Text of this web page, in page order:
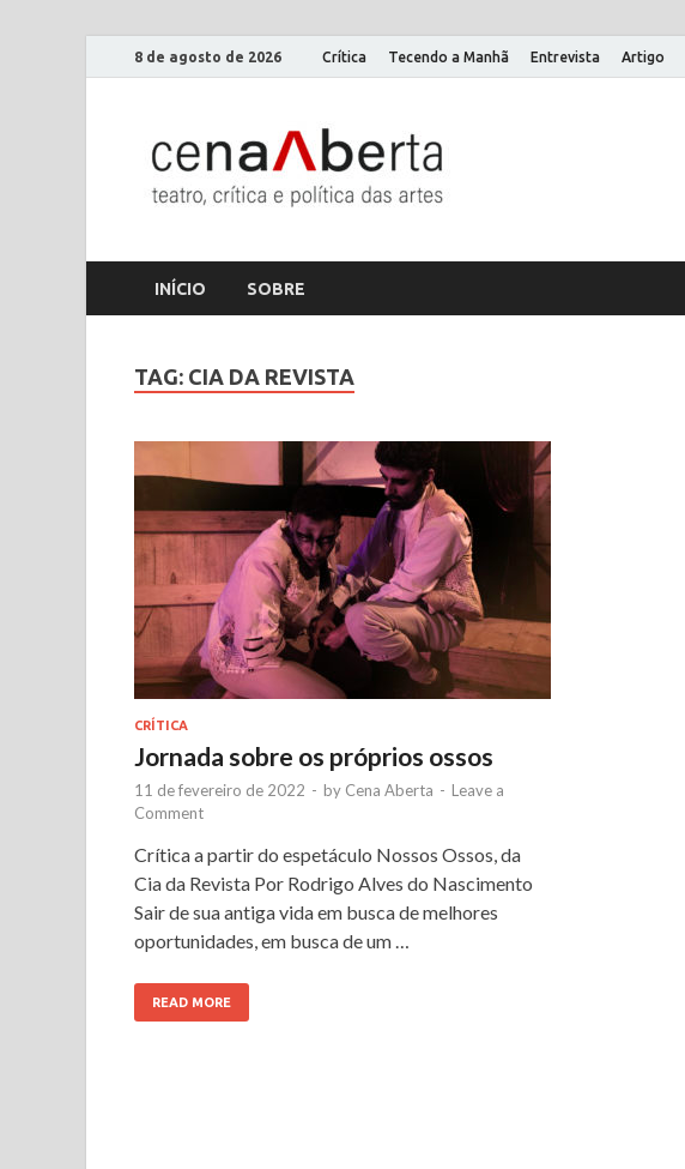
8 de agosto de 2026 Crítica Tecendo a Manhã Entrevista Artigo
INÍCIO SOBRE
TAG: CIA DA REVISTA
CRÍTICA
Jornada sobre os próprios ossos
11 de fevereiro de 2022 - by Cena Aberta - Leave a
Comment
Crítica a partir do espetáculo Nossos Ossos, da
Cia da Revista Por Rodrigo Alves do Nascimento
Sair de sua antiga vida em busca de melhores
oportunidades, em busca de um …
READ MORE